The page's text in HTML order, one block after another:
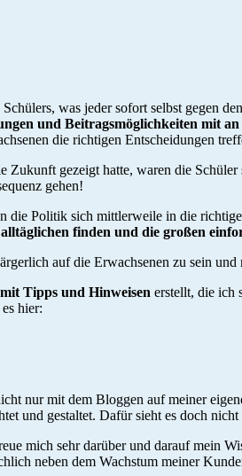
was jeder sofort selbst gegen
und Beitragsmöglichkeiten mit an
die richtigen Entscheidungen
gezeigt hatte, waren die
gehen!
die Politik sich mittlerweile in die
finden und die großen
auf die Erwachsenen zu sein
Tipps und Hinweisen erstellt, die ich
hier:
nur mit dem Bloggen auf meiner
und gestaltet. Dafür sieht es doch nicht
mich sehr darüber und darauf mein
neben dem Wachstum meiner